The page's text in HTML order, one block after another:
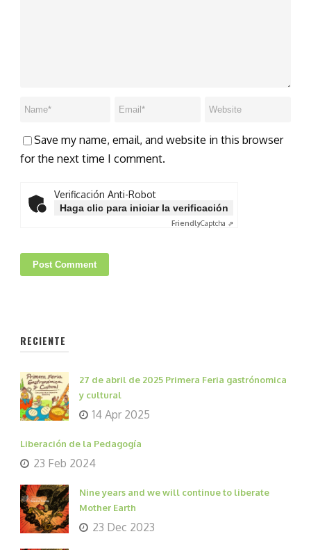
Save my name, email, and website in this browser
for the next time I comment.
Verificación Anti-Robot
Haga clic para iniciar la verificación
FriendlyCaptcha ⇗
RECIENTE
27 de abril de 2025 Primera Feria gastrónomica
y cultural
14 Apr 2025
Liberación de la Pedagogía
23 Feb 2024
Nine years and we will continue to liberate
Mother Earth
23 Dec 2023